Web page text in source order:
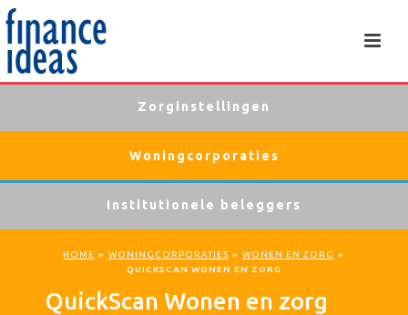
Zorginstellingen
Woningcorporaties
Institutionele beleggers
HOME » WONINGCORPORATIES » WONEN EN ZORG »
QUICKSCAN WONEN EN ZORG
QuickScan Wonen en zorg